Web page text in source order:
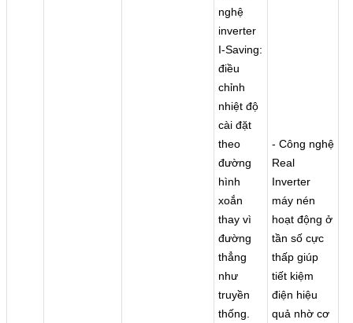
nghệ
inverter
I-Saving:
điều
chỉnh
nhiệt độ
cài đặt
theo
đường
hình
xoắn
thay vì
đường
thẳng
như
truyền
thống.
- Công nghệ
Real
Inverter
máy nén
hoạt động ở
tần số cực
thấp giúp
tiết kiệm
điện hiệu
quả nhờ cơ